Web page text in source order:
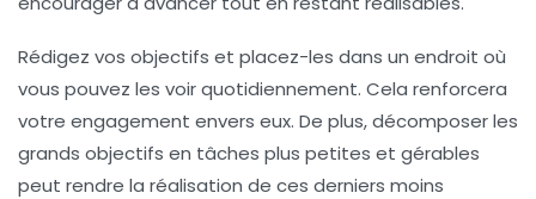
Rédigez vos objectifs et placez-les dans un endroit où
vous pouvez les voir quotidiennement. Cela renforcera
votre engagement envers eux. De plus, décomposer les
grands objectifs en tâches plus petites et gérables
peut rendre la réalisation de ces derniers moins